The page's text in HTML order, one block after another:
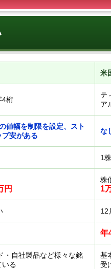
米
4桁
テ
ア
値幅を制限を設定、スト
プ安がある
な
1
円
株
1
12
年
・自社製品など様々な銘
いる
基
受